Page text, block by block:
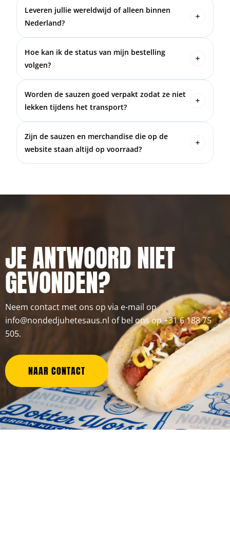
gebruiken. Je kunt dit aangeven bij het afrekenen,
en wij doen ons best om het tijdstip te
Leveren jullie wereldwijd of alleen binnen
Nederland?
We leveren zowel binnen Nederland als naar een
aantal internationale bestemmingen.
Hoe kan ik de status van mijn bestelling
volgen?
Na verzending ontvang je een trackingnummer via
e-mail waarmee je de status van je bestelling kunt
volgen.
Worden de sauzen goed verpakt zodat ze niet
lekken tijdens het transport?
Ja, we zorgen ervoor dat alle sauzen goed zijn
verpakt in beschermend materiaal om lekkages te
voorkomen tijdens de verzending.
Zijn de sauzen en merchandise die op de
website staan altijd op voorraad?
We proberen de voorraad up-to-date te houden,
JE ANTWOORD NIET
GEVONDEN?
Neem contact met ons op via e-mail op
info@nondedjuhetesaus.nl of bel ons op +31 6 188 75
505.
NAAR CONTACT